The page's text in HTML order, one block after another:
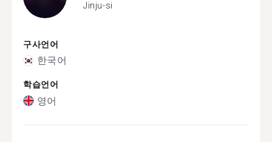
Jinju-si
구사언어
한국어
학습언어
영어